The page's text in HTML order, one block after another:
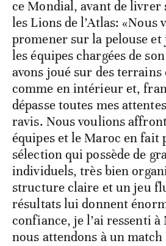
ce Mondial, avant de livrer
les Lions de l’Atlas: «Nous
promener sur la pelouse
les équipes chargées de
avons joué sur des
comme en intérieur et,
dépasse toutes mes
ravis. Nous voulions
équipes et le Maroc en fait
sélection qui possède de
individuels, très bien
structure claire et un jeu
résultats lui donnent
confiance, je l’ai ressenti
nous attendons à un